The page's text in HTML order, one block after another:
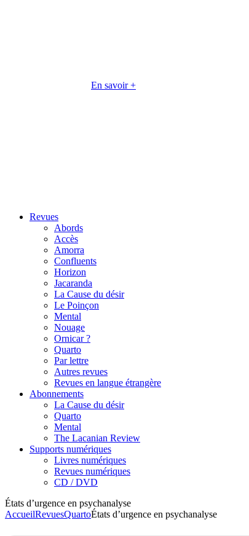
En savoir +
Revues
Abords
Accès
Amorra
Confluents
Horizon
Jacaranda
La Cause du désir
Le Poinçon
Mental
Nouage
Ornicar ?
Quarto
Par lettre
Autres revues
Revues en langue étrangère
Abonnements
La Cause du désir
Quarto
Mental
The Lacanian Review
Supports numériques
Livres numériques
Revues numériques
CD / DVD
États d’urgence en psychanalyse
AccueilRevuesQuartoÉtats d’urgence en psychanalyse